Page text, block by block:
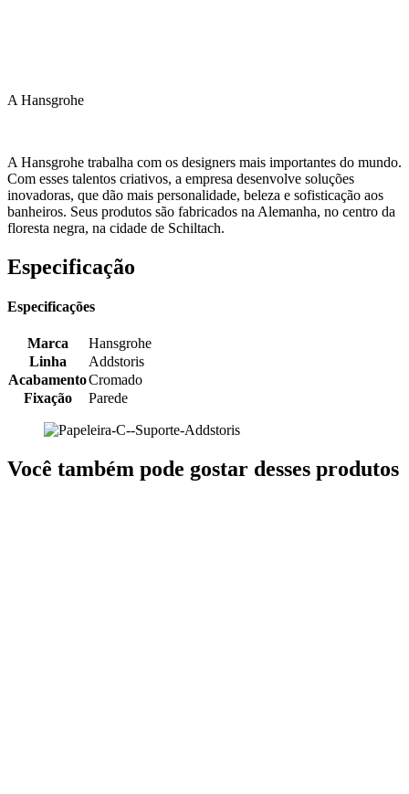
A Hansgrohe
A Hansgrohe trabalha com os designers mais importantes do mundo.
Com esses talentos criativos, a empresa desenvolve soluções
inovadoras, que dão mais personalidade, beleza e sofisticação aos
banheiros. Seus produtos são fabricados na Alemanha, no centro da
floresta negra, na cidade de Schiltach.
Especificação
Especificações
Marca
Hansgrohe
Linha
Addstoris
AcabamentoCromado
Fixação
Parede
Você também pode gostar desses produtos